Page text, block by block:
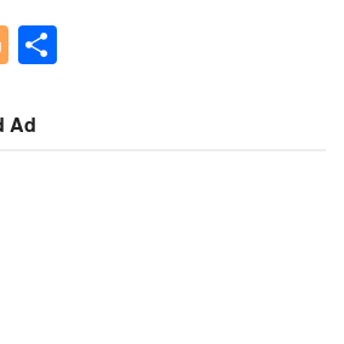
Blogger
Ad